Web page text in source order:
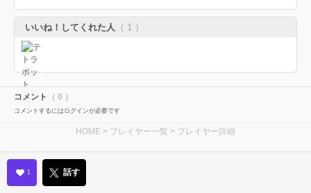
いいね！してくれた人 （ 1 ）
コメント （ 0 ）
コメントするにはログインが必要です
HOME > プレイヤー一覧 > プレイヤー詳細
1 話す